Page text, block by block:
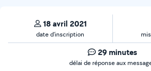
18 avril 2021
date d’inscription
29 minutes
délai de réponse aux